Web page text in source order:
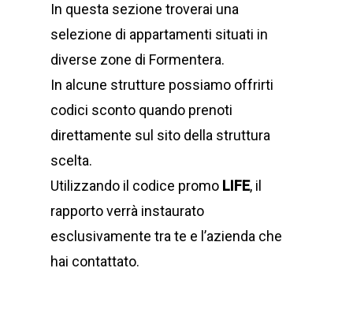
In questa sezione troverai una
selezione di appartamenti situati in
diverse zone di Formentera.
In alcune strutture possiamo offrirti
codici sconto quando prenoti
direttamente sul sito della struttura
scelta.
Utilizzando il codice promo LIFE, il
rapporto verrà instaurato
esclusivamente tra te e l’azienda che
hai contattato.